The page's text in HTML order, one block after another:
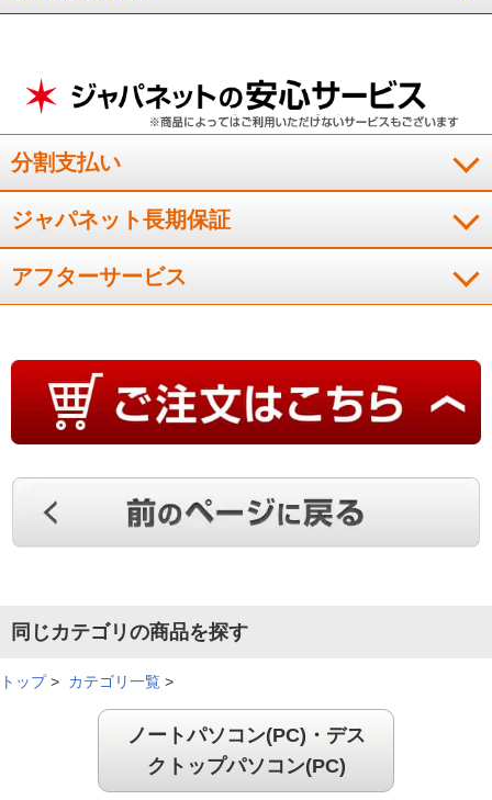
分割支払い
ジャパネット長期保証
アフターサービス
同じカテゴリの商品を探す
トップ> カテゴリ一覧 >
ノートパソコン(PC)・デス
クトップパソコン(PC)